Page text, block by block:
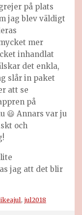
på plats
jag blev väldigt
mer
inhandlat
det enkla,
slår in paket
att se
på
😃 Annars var ju
och
jag att det blir
ikeajul, jul2018